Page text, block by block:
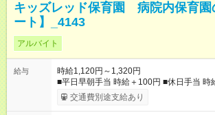
キッズレッド保育園 病院内保育園
ート】_4143
アルバイト
給与
時給1,120円～1,320円
■平日早朝手当 時給＋100円 ■休日手当 時
手当（GW、お盆、年末年始※会社カレン
200円 【試用期間】試用期間あり 試用期間の長さ：3ヶ月 雇用
交通費別途支給あり